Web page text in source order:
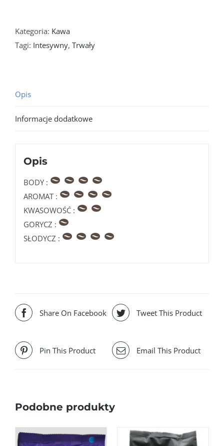
Roma
1000
Kategoria: Kawa
Tagi: Intesywny, Trwały
Opis
Informacje dodatkowe
Opis
BODY :
AROMAT :
KWASOWOŚĆ :
GORYCZ :
SŁODYCZ :
Share On Facebook Tweet This Product
Pin This Product Email This Product
Podobne produkty